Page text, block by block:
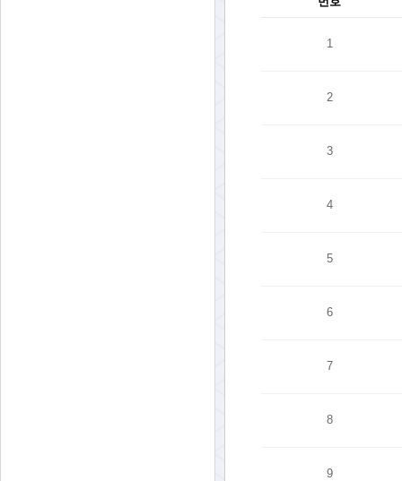
1
2
3
4
5
6
7
8
9